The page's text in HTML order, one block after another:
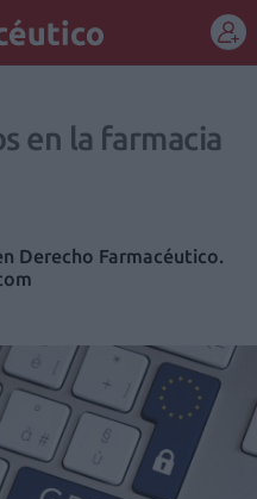
en la farmacia
Derecho Farmacéutico.